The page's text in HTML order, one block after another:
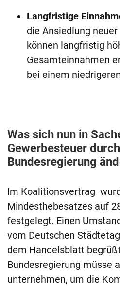
Langfristige
die Ansiedlung
können langfristig
Gesamteinnahmen
bei einem
Was sich nun in
Gewerbesteuer
Bundesregierung
Im Koalitionsvertrag
Mindesthebesatzes auf
festgelegt. Einen
vom Deutschen
dem Handelsblatt
Bundesregierung müsse
unternehmen, um die